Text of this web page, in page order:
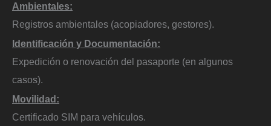
Ambientales:
Registros ambientales (acopiadores, gestores).
Identificación y Documentación:
Expedición o renovación del pasaporte (en algunos
casos).
Movilidad:
Certificado SIM para vehículos.